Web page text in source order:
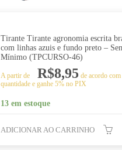
Tirante Tirante agronomia escrita
com linhas azuis e fundo preto –
Mínimo (TPCURSO-46)
A partir de R$8,95 de acordo com
quantidade e ganhe 5% no PIX
13 em estoque
ADICIONAR AO CARRINHO